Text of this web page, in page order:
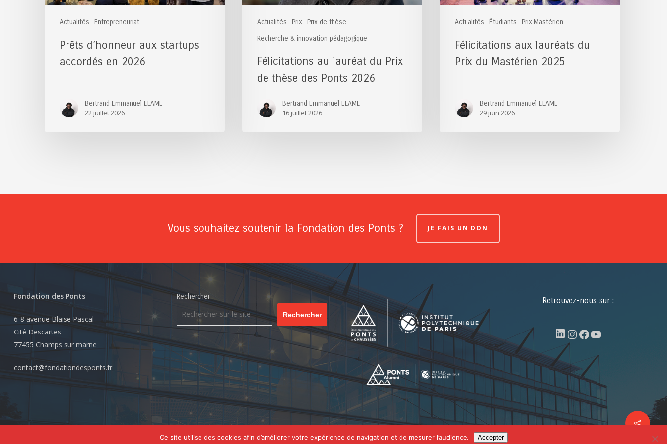
Actualités Entrepreneuriat
Prêts d’honneur aux startups
accordés en 2026
Bertrand Emmanuel ELAME
22 juillet 2026
Actualités Prix Prix de thèse
Recherche & innovation pédagogique
2026
Félicitations au lauréat du Prix
de thèse des Ponts 2026
Bertrand Emmanuel ELAME
16 juillet 2026
Actualités Étudiants Prix Mastérien
Félicitations aux lauréats du
Prix du Mastérien 2025
Bertrand Emmanuel ELAME
29 juin 2026
Share
Vous souhaitez soutenir la Fondation des Ponts ? JE FAIS UN DON
Fondation des Ponts
6-8 avenue Blaise Pascal
Cité Descartes
77455 Champs sur marne
contact@fondationdesponts.fr
Rechercher
Rechercher
Retrouvez-nous sur :
LinkedIn
Instagram
Facebook
Ce site utilise des cookies afin d’améliorer votre expérience de navigation et de mesurer l’audience. Accepter